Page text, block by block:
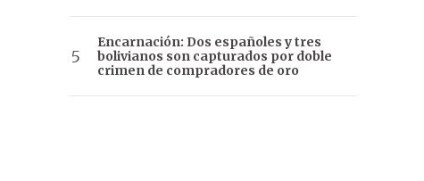
Encarnación: Dos españoles y tres
bolivianos son capturados por doble
crimen de compradores de oro